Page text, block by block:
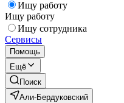
Ищу работу
Ищу работу
Ищу сотрудника
Сервисы
Помощь
Ещё
Поиск
Али-Бердуковский